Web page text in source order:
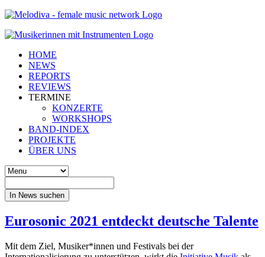
HOME
NEWS
REPORTS
REVIEWS
TERMINE
KONZERTE
WORKSHOPS
BAND-INDEX
PROJEKTE
ÜBER UNS
In News suchen
Eurosonic 2021 entdeckt deutsche Talente
Mit dem Ziel, Musiker*innen und Festivals bei der